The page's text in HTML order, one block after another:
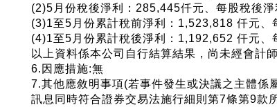
(2)5月份稅後淨利：285,445仟元、每股稅後淨
(3)1至5月份累計稅前淨利：1,523,818 仟元、
(4)1至5月份累計稅後淨利：1,192,652 仟元、
以上資料係本公司自行結算結果，尚未經會計師
6.因應措施:無
7.其他應敘明事項(若事件發生或決議之主體係
訊息同時符合證券交易法施行細則第7條第9款